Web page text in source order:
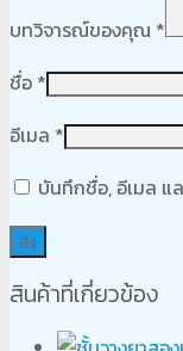
บทวิจารณ์ของคุณ *
ชื่อ *
อีเมล *
บันทึกชื่อ, อีเมล แ
สินค้าที่เกี่ยวข้อง